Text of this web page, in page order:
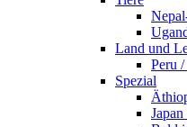
Land und
Peru
Spezial